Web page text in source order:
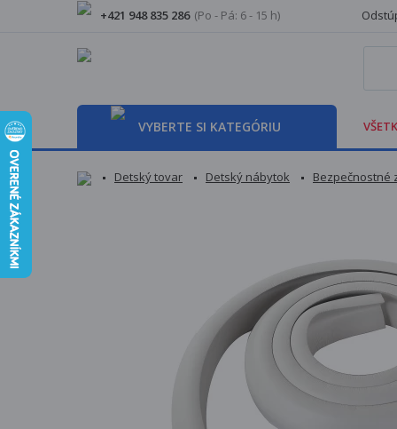
+421 948 835 286 (Po - Pá: 6 - 15 h)
VYBERTE SI KATEGÓRIU
Detský tovar Detský nábytok Bezpečnostné